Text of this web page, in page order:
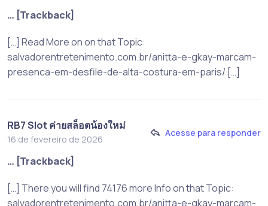
… [Trackback]
[…] Read More on on that Topic:
salvadorentretenimento.com.br/anitta-e-gkay-marcam-
presenca-em-desfile-de-alta-costura-em-paris/ […]
RB7 Slot ค่ายสล็อตน้องใหม่
16 de fevereiro de 2026
Acesse para responder
… [Trackback]
[…] There you will find 74176 more Info on that Topic:
salvadorentretenimento.com.br/anitta-e-gkay-marcam-